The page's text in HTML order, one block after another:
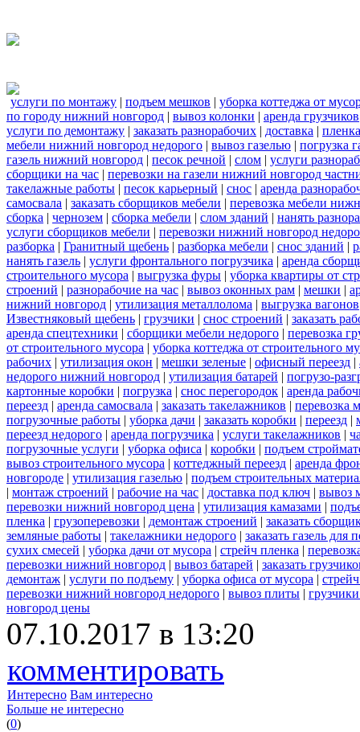
услуги по монтажу | подъем мешков | уборка коттеджа от
по городу нижний новгород | вывоз колонки | аренда грузчиков
услуги по демонтажу | заказать разнорабочих | доставка | пленка
мебели нижний новгород недорого | вывоз газелью | погрузка
газель нижний новгород | песок речной | слом | услуги
сборщики на час | перевозки на газели нижний новгород
такелажные работы | песок карьерный | снос | аренда
самосвала | заказать сборщиков мебели | перевозка мебели
сборка | чернозем | сборка мебели | слом зданий | нанять
услуги сборщиков мебели | перевозки нижний новгород
разборка | Гранитный щебень | разборка мебели | снос зданий |
нанять газель | услуги фронтального погрузчика | аренда
строительного мусора | выгрузка фуры | уборка квартиры от
строений | разнорабочие на час | вывоз оконных рам | мешки |
нижний новгород | утилизация металлолома | выгрузка вагонов
Известняковый щебень | грузчики | снос строений | заказать
аренда спецтехники | сборщики мебели недорого | перевозка
от строительного мусора | уборка коттеджа от строительного
рабочих | утилизация окон | мешки зеленые | офисный переезд |
недорого нижний новгород | утилизация батарей | погрузо-
картонные коробки | погрузка | снос перегородок | аренда
переезд | аренда самосвала | заказать такелажников | перевозка
погрузочные работы | уборка дачи | заказать коробки | переезд |
переезд недорого | аренда погрузчика | услуги такелажников |
погрузочные услуги | уборка офиса | коробки | подъем
вывоз строительного мусора | коттеджный переезд | аренда
новгороде | утилизация газелью | подъем строительных
| монтаж строений | рабочие на час | доставка под ключ | вывоз
перевозки нижний новгород цена | утилизация камазами |
пленка | грузоперевозки | демонтаж строений | заказать
земляные работы | такелажники недорого | заказать газель
сухих смесей | уборка дачи от мусора | стрейч пленка |
перевозки нижний новгород | вывоз батарей | заказать
демонтаж | услуги по подъему | уборка офиса от мусора |
перевозки нижний новгород недорого | вывоз плиты |
новгород цены
07.10.2017 в 13:20
комментировать
Интересно Вам интересно
Больше не интересно
(0)